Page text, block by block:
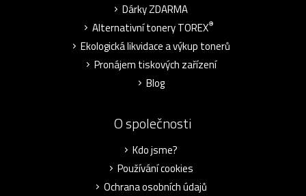
Dárky ZDARMA
Alternativní tonery TOREX®
Ekologická likvidace a výkup tonerů
Pronájem tiskových zařízení
Blog
O společnosti
Kdo jsme?
Používání cookies
Ochrana osobních údajů